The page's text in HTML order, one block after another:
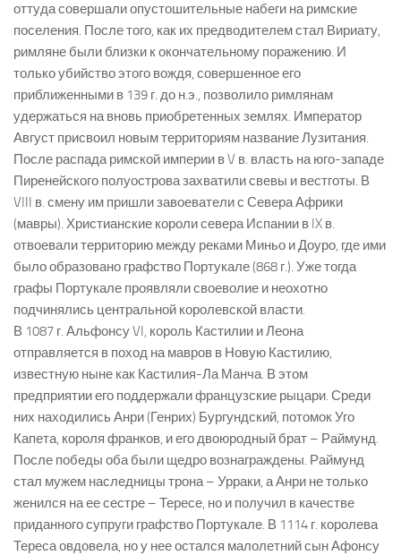
оттуда совершали опустошительные набеги на римские
поселения. После того, как их предводителем стал Вириату,
римляне были близки к окончательному поражению. И
только убийство этого вождя, совершенное его
приближенными в 139 г. до н.э., позволило римлянам
удержаться на вновь приобретенных землях. Император
Август присвоил новым территориям название Лузитания.
После распада римской империи в V в. власть на юго-западе
Пиренейского полуострова захватили свевы и вестготы. В
VIII в. смену им пришли завоеватели с Севера Африки
(мавры). Христианские короли севера Испании в IX в.
отвоевали территорию между реками Миньо и Доуро, где ими
было образовано графство Портукале (868 г.). Уже тогда
графы Портукале проявляли своеволие и неохотно
подчинялись центральной королевской власти.
В 1087 г. Альфонсу VI, король Кастилии и Леона
отправляется в поход на мавров в Новую Кастилию,
известную ныне как Кастилия-Ла Манча. В этом
предприятии его поддержали французские рыцари. Среди
них находились Анри (Генрих) Бургундский, потомок Уго
Капета, короля франков, и его двоюродный брат – Раймунд.
После победы оба были щедро вознаграждены. Раймунд
стал мужем наследницы трона – Урраки, а Анри не только
женился на ее сестре – Тересе, но и получил в качестве
приданного супруги графство Портукале. В 1114 г. королева
Тереса овдовела, но у нее остался малолетний сын Афонсу